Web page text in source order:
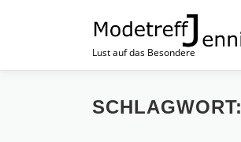
Lust auf das Besondere
SCHLAGWORT: